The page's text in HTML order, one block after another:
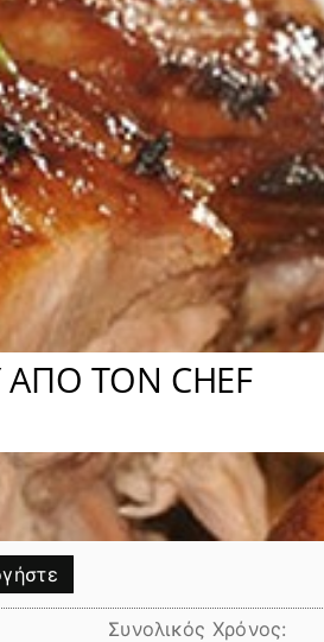
ΤΟΝ CHEF
Συνολικός Χρόνος: